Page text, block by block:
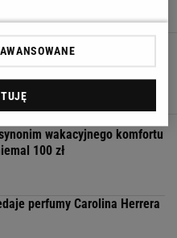
wakacyjnego komfortu
100 zł
perfumy Carolina Herrera